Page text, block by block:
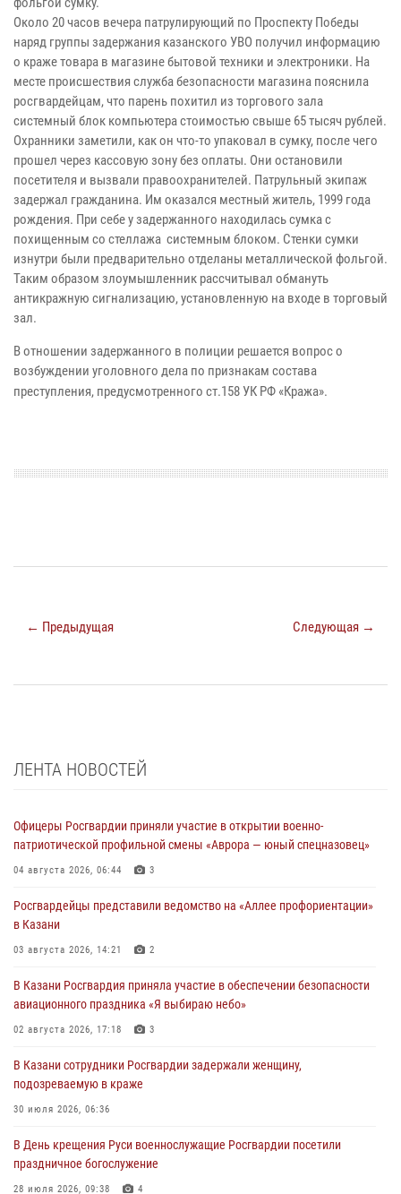
Около 20 часов вечера патрулирующий по Проспекту Победы
наряд группы задержания казанского УВО получил информацию
о краже товара в магазине бытовой техники и электроники. На
месте происшествия служба безопасности магазина пояснила
росгвардейцам, что парень похитил из торгового зала
системный блок компьютера стоимостью свыше 65 тысяч рублей.
Охранники заметили, как он что-то упаковал в сумку, после чего
прошел через кассовую зону без оплаты. Они остановили
посетителя и вызвали правоохранителей. Патрульный экипаж
задержал гражданина. Им оказался местный житель, 1999 года
рождения. При себе у задержанного находилась сумка с
похищенным со стеллажа системным блоком. Стенки сумки
изнутри были предварительно отделаны металлической фольгой.
Таким образом злоумышленник рассчитывал обмануть
антикражную сигнализацию, установленную на входе в торговый
зал.
В отношении задержанного в полиции решается вопрос о
возбуждении уголовного дела по признакам состава
преступления, предусмотренного ст.158 УК РФ «Кража».
← Предыдущая Следующая →
ЛЕНТА НОВОСТЕЙ
Офицеры Росгвардии приняли участие в открытии военно-
патриотической профильной смены «Аврора — юный спецназовец»
04 августа 2026, 06:44 3
Росгвардейцы представили ведомство на «Аллее профориентации»
в Казани
03 августа 2026, 14:21 2
В Казани Росгвардия приняла участие в обеспечении безопасности
авиационного праздника «Я выбираю небо»
02 августа 2026, 17:18 3
В Казани сотрудники Росгвардии задержали женщину,
подозреваемую в краже
30 июля 2026, 06:36
В День крещения Руси военнослужащие Росгвардии посетили
праздничное богослужение
28 июля 2026, 09:38 4